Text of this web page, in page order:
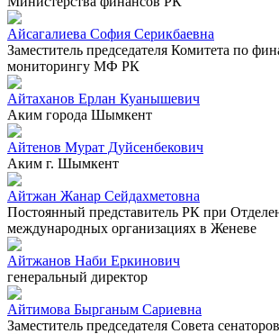
Айсагалиева София Серикбаевна
Заместитель председателя Комитета по
мониторингу МФ РК
Айтаханов Ерлан Куанышевич
Аким города Шымкент
Айтенов Мурат Дуйсенбекович
Аким г. Шымкент
Айтжан Жанар Сейдахметовна
Постоянный представитель РК при
международных организациях в Женеве
Айтжанов Наби Еркинович
генеральный директор
Айтимова Бырганым Сариевна
Заместитель председателя Совета сенаторов